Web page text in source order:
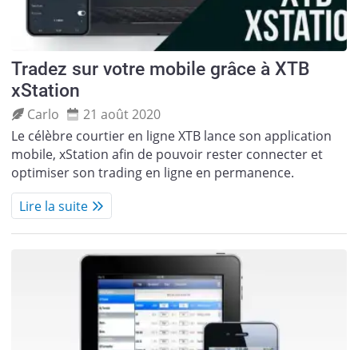
Tradez sur votre mobile grâce à XTB
xStation
Carlo
21 août 2020
Le célèbre courtier en ligne XTB lance son application
mobile, xStation afin de pouvoir rester connecter et
optimiser son trading en ligne en permanence.
Lire la suite